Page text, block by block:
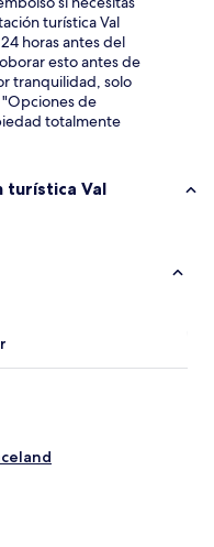
turística Val
horas antes del
esto antes de
tranquilidad, solo
de
totalmente
turística Val